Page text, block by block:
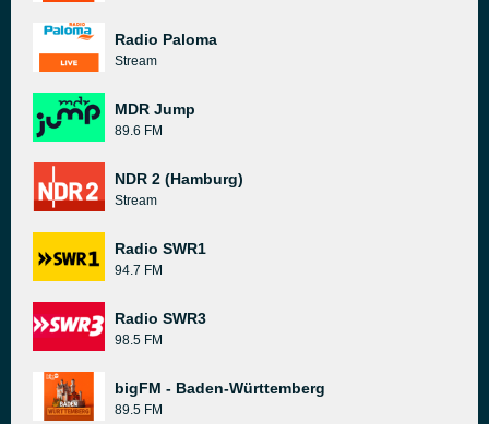
Radio Paloma
Stream
MDR Jump
89.6 FM
NDR 2 (Hamburg)
Stream
Radio SWR1
94.7 FM
Radio SWR3
98.5 FM
bigFM - Baden-Württemberg
89.5 FM